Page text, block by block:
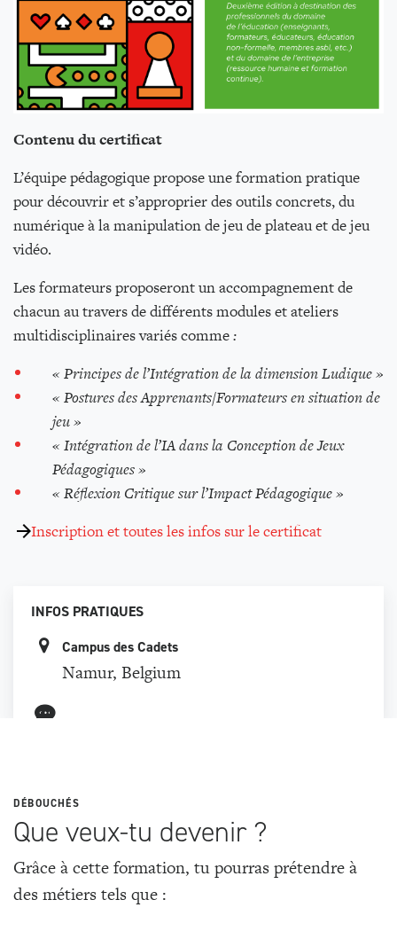
Contenu du certificat
L’équipe pédagogique propose une formation pratique
pour découvrir et s’approprier des outils concrets, du
numérique à la manipulation de jeu de plateau et de jeu
vidéo.
Les formateurs proposeront un accompagnement de
chacun au travers de différents modules et ateliers
multidisciplinaires variés comme:
« Principes de l’Intégration de la dimension Ludique »
« Postures des Apprenants/Formateurs en situation de
jeu »
« Intégration de l’IA dans la Conception de Jeux
Pédagogiques »
« Réflexion Critique sur l’Impact Pédagogique »
Inscription et toutes les infos sur le certificat
INFOS PRATIQUES
Campus des Cadets
Namur, Belgium
DÉBOUCHÉS
Que veux-tu devenir ?
Grâce à cette formation, tu pourras prétendre à
des métiers tels que :